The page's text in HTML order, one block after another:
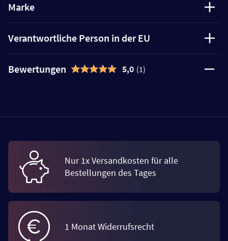
Marke
Verantwortliche Person in der EU
Bewertungen 5,0 (1)
Nur 1x Versandkosten für alle
Bestellungen des Tages
1 Monat Widerrufsrecht